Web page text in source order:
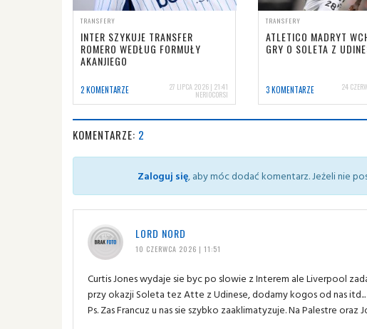
TRANSFERY
INTER SZYKUJE TRANSFER
ROMERO WEDŁUG FORMUŁY
AKANJIEGO
2 KOMENTARZE 27 LIPCA 2026 | 21:41
NERIOCORSI
TRANSFERY
ATLETICO MADRYT
GRY O SOLETA Z
3 KOMENTARZE 24
KOMENTARZE: 2
Zaloguj się, aby móc dodać komentarz. Jeżeli nie
LORD NORD
10 CZERWCA 2026 | 11:51
Curtis Jones wydaje sie byc po slowie z Interem ale Liverpool
przy okazji Soleta tez Atte z Udinese, dodamy kogos od nas itd...
Ps. Zas Francuz u nas sie szybko zaaklimatyzuje. Na Palestre